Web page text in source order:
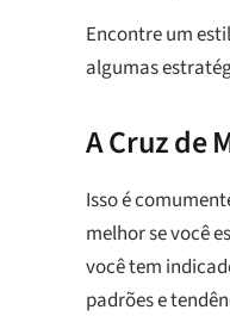
Encontre um
algumas
A Cruz de
Isso é
melhor se você
você tem
padrões e